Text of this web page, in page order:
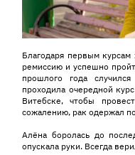
Благодаря первым
ремиссию и успешно
прошлого года
проходила очередной
Витебске, чтобы
сожалению, рак одержал
Алёна боролась до
опускала руки. Всегда